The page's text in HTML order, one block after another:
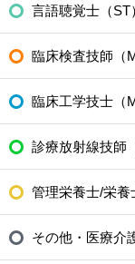
言語聴覚士（ST
臨床検査技師（
臨床工学技士（
診療放射線技師
管理栄養士/栄養
その他・医療介